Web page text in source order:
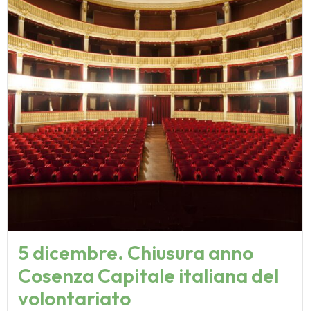
5 dicembre. Chiusura anno
Cosenza Capitale italiana del
volontariato